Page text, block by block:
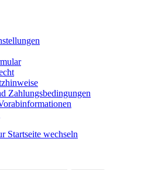
Zahlungsbedingungen